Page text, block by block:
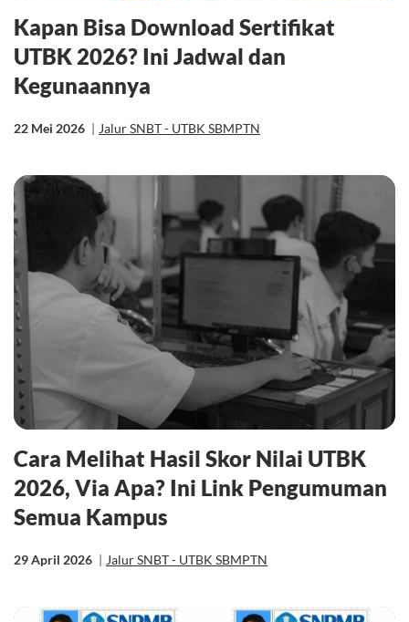
Kapan Bisa Download Sertifikat
UTBK 2026? Ini Jadwal dan
Kegunaannya
22 Mei 2026 | Jalur SNBT - UTBK SBMPTN
Cara Melihat Hasil Skor Nilai UTBK
2026, Via Apa? Ini Link Pengumuman
Semua Kampus
29 April 2026 | Jalur SNBT - UTBK SBMPTN